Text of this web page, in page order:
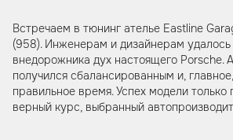
Встречаем в тюнинг ателье Eastline
(958). Инженерам и дизайнерам удалось
внедорожника дух настоящего Porsche.
получился сбалансированным и,
правильное время. Успех модели только
верный курс, выбранный